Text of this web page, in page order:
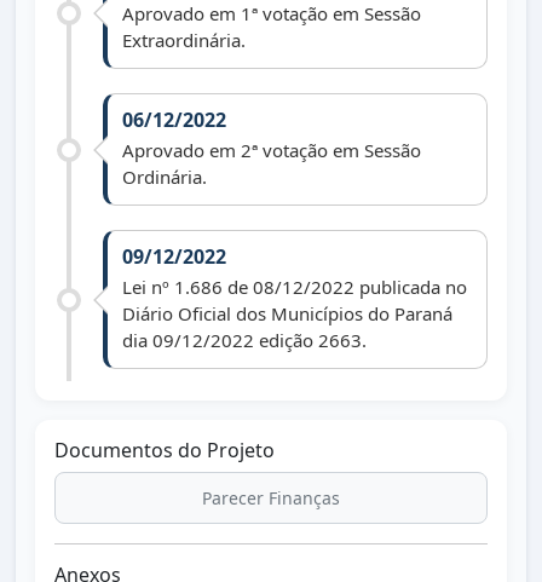
Aprovado em 1ª votação em Sessão
Extraordinária.
06/12/2022
Aprovado em 2ª votação em Sessão
Ordinária.
09/12/2022
Lei nº 1.686 de 08/12/2022 publicada no
Diário Oficial dos Municípios do Paraná
dia 09/12/2022 edição 2663.
Documentos do Projeto
Parecer Finanças
Anexos